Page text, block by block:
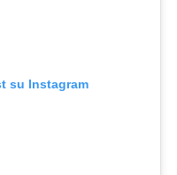
su Instagram